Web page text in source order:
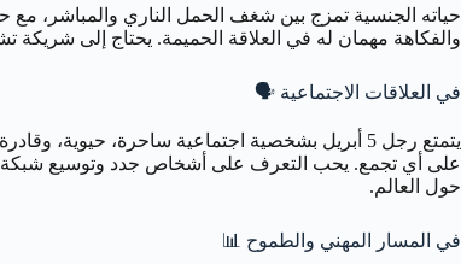
والفكاهة مهمان له في العلاقة الحميمة. يحتاج إلى شريكة
في العلاقات الاجتماعية 🗣️
على أي تجمع. يحب التعرف على أشخاص جدد وتوسيع شبكة
حول العالم.
في المسار المهني والطموح 📊